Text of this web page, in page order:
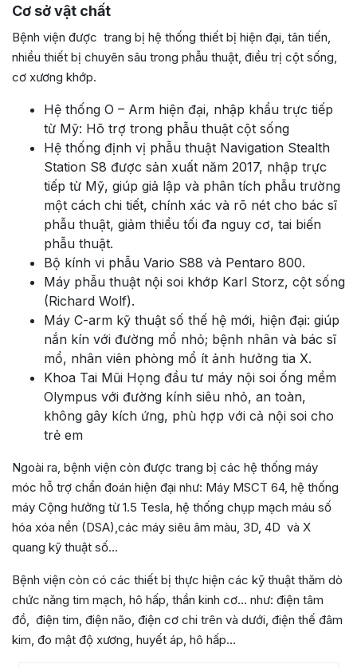
Cơ sở vật chất
Bệnh viện được trang bị hệ thống thiết bị hiện đại, tân tiến,
nhiều thiết bị chuyên sâu trong phẫu thuật, điều trị cột sống,
cơ xương khớp.
Hệ thống O – Arm hiện đại, nhập khẩu trực tiếp
từ Mỹ: Hõ trợ trong phẫu thuật cột sống
Hệ thống định vị phẫu thuật Navigation Stealth
Station S8 được sản xuất năm 2017, nhập trực
tiếp từ Mỹ, giúp giả lập và phân tích phẫu trường
một cách chi tiết, chính xác và rõ nét cho bác sĩ
phẫu thuật, giảm thiểu tối đa nguy cơ, tai biến
phẫu thuật.
Bộ kính vi phẫu Vario S88 và Pentaro 800.
Máy phẫu thuật nội soi khớp Karl Storz, cột sống
(Richard Wolf).
Máy C-arm kỹ thuật số thế hệ mới, hiện đại: giúp
nắn kín với đường mổ nhỏ; bệnh nhân và bác sĩ
mổ, nhân viên phòng mổ ít ảnh hưởng tia X.
Khoa Tai Mũi Họng đầu tư máy nội soi ống mềm
Olympus với đường kính siêu nhỏ, an toàn,
không gây kích ứng, phù hợp với cả nội soi cho
trẻ em
Ngoài ra, bệnh viện còn được trang bị các hệ thống máy
móc hỗ trợ chẩn đoán hiện đại như: Máy MSCT 64, hệ thống
máy Cộng hưởng từ 1.5 Tesla, hệ thống chụp mạch máu số
hóa xóa nền (DSA),các máy siêu âm màu, 3D, 4D và X
quang kỹ thuật số…
Bệnh viện còn có các thiết bị thực hiện các kỹ thuật thăm dò
chức năng tim mạch, hô hấp, thần kinh cơ… như: điện tâm
đồ, điện tim, điện não, điện cơ chi trên và dưới, điện thế đâm
kim, đo mật độ xương, huyết áp, hô hấp…